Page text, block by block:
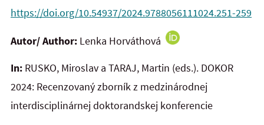
https://doi.org/10.54937/2024.9788056111024.251-259
Autor/ Author: Lenka Horváthová
In: RUSKO, Miroslav a TARAJ, Martin (eds.). DOKOR
2024: Recenzovaný zborník z medzinárodnej
interdisciplinárnej doktorandskej konferencie